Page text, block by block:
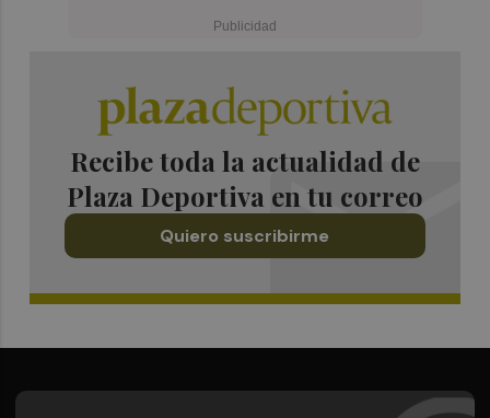
Recibe toda la actualidad de
Plaza Deportiva en tu correo
Quiero suscribirme